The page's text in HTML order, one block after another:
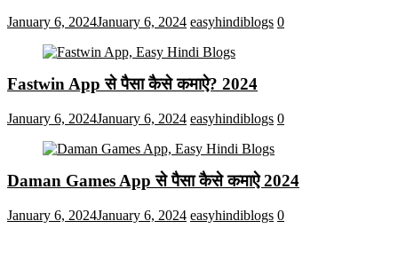
January 6, 2024January 6, 2024 easyhindiblogs 0
Fastwin App से पैसा कैसे कमाऐ? 2024
January 6, 2024January 6, 2024 easyhindiblogs 0
Daman Games App से पैसा कैसे कमाऐ 2024
January 6, 2024January 6, 2024 easyhindiblogs 0